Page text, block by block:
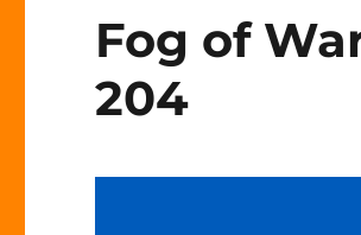
2022
Fog of
204